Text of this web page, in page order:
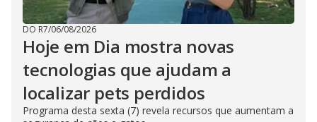
DO R7/06/08/2026
Hoje em Dia mostra novas
tecnologias que ajudam a
localizar pets perdidos
Programa desta sexta (7) revela recursos que aumentam a